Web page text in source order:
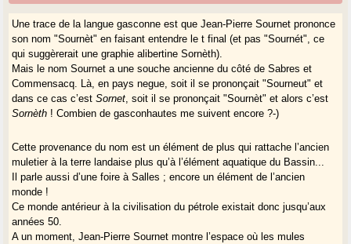
Une trace de la langue gasconne est que Jean-Pierre Sournet prononce
son nom "Sournèt" en faisant entendre le t final (et pas "Sournét", ce
qui suggèrerait une graphie alibertine Sornèth).
Mais le nom Sournet a une souche ancienne du côté de Sabres et
Commensacq. Là, en pays negue, soit il se prononçait "Sourneut" et
dans ce cas c’estSornet , soit il se prononçait "Sournèt" et alors c’est
Sornèth ! Combien de gasconhautes me suivent encore ?-)
Cette provenance du nom est un élément de plus qui rattache l’ancien
muletier à la terre landaise plus qu’à l’élément aquatique du Bassin...
Il parle aussi d’une foire à Salles ; encore un élément de l’ancien
monde !
Ce monde antérieur à la civilisation du pétrole existait donc jusqu’aux
années 50.
A un moment, Jean-Pierre Sournet montre l’espace où les mules